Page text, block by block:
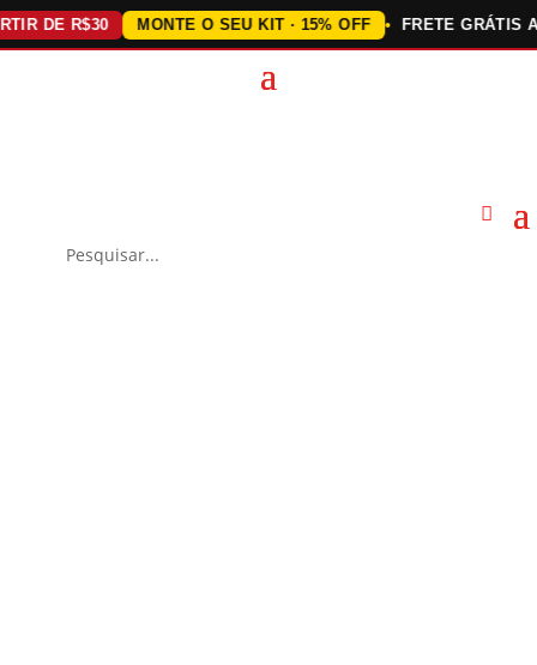
R$30 MONTE O SEU KIT · 15% OFF FRETE GRÁTIS